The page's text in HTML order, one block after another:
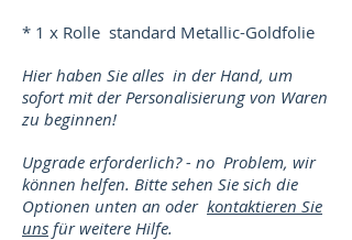
* 1 x Rolle standard Metallic-Goldfolie
Hier haben Sie alles in der Hand, um
sofort mit der Personalisierung von Waren
zu beginnen!
Upgrade erforderlich? - no Problem, wir
können helfen. Bitte sehen Sie sich die
Optionen unten an oder kontaktieren Sie
uns für weitere Hilfe.